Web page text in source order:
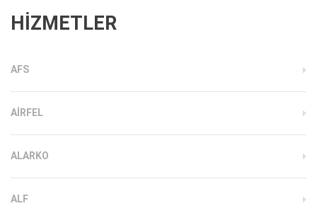
HİZMETLER
AFS
AIRFEL
ALARKO
ALF